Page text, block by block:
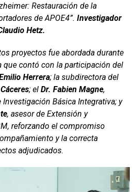
Restauración de la
de APOE4”. Investigador
Hetz.
proyectos fue abordada durante
que contó con la participación del
Herrera; la subdirectora del
; el Dr. Fabien Magne,
Básica Integrativa; y
, asesor de Extensión y
reforzando el compromiso
y la correcta
adjudicados.